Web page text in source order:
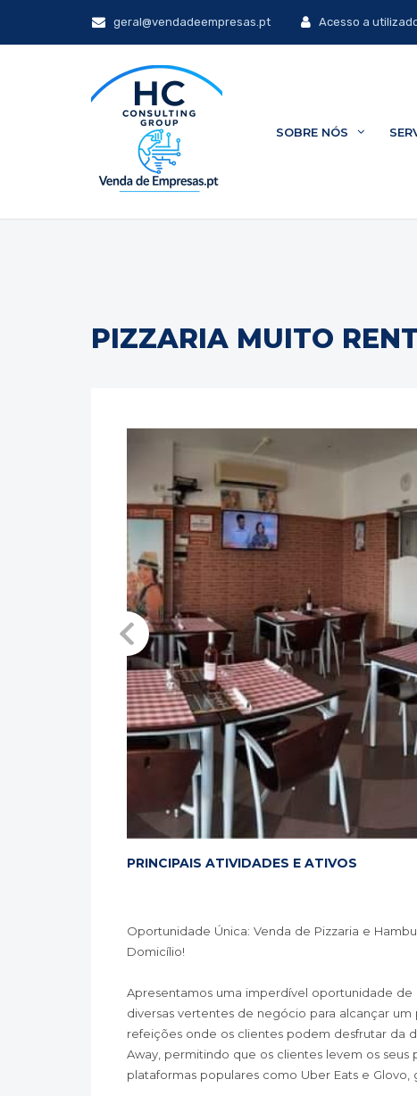
geral@vendadeempresas.pt Acesso a
SOBRE NÓS
PIZZARIA MUITO
PRINCIPAIS ATIVIDADES E ATIVOS
Oportunidade Única: Venda de Pizzaria e
Domicílio!
Apresentamos uma imperdível oportunidade
diversas vertentes de negócio para alcançar
refeições onde os clientes podem desfrutar da
Away, permitindo que os clientes levem os
plataformas populares como Uber Eats e